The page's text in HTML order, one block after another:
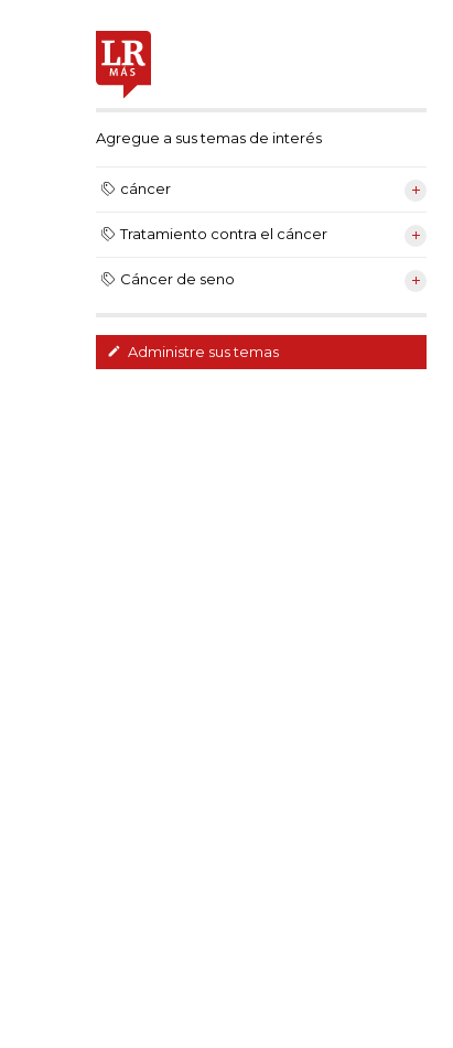
Agregue a sus temas de interés
cáncer
Tratamiento contra el cáncer
Cáncer de seno
Administre sus temas